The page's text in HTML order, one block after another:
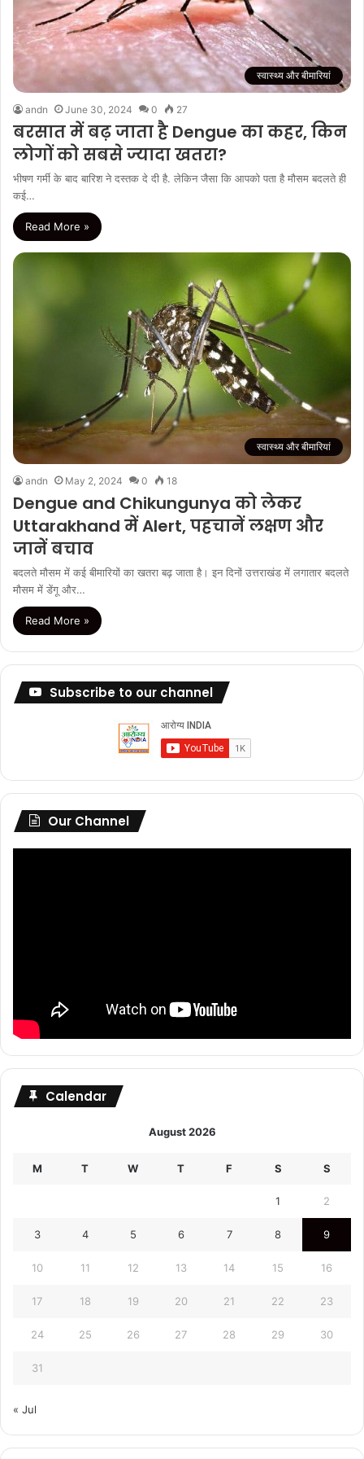
स्वास्थ्य और बीमारियां
andn June 30, 2024 0 27
बरसात में बढ़ जाता है Dengue का कहर, किन
लोगों को सबसे ज्यादा खतरा?
भीषण गर्मी के बाद बारिश ने दस्तक दे दी है. लेकिन जैसा कि आपको पता है मौसम बदलते ही
कई…
Read More »
स्वास्थ्य और बीमारियां
andn May 2, 2024 0 18
Dengue and Chikungunya को लेकर
Uttarakhand में Alert, पहचानें लक्षण और
जानें बचाव
बदलते मौसम में कई बीमारियों का खतरा बढ़ जाता है। इन दिनों उत्तराखंड में लगातार बदलते
मौसम में डेंगू और…
Read More »
Subscribe to our channel
Our Channel
Calendar
August 2026
M T W T F S S
1 2
3 4 5 6 7 8 9
10 11 12 13 14 15 16
17 18 19 20 21 22 23
24 25 26 27 28 29 30
31
« Jul